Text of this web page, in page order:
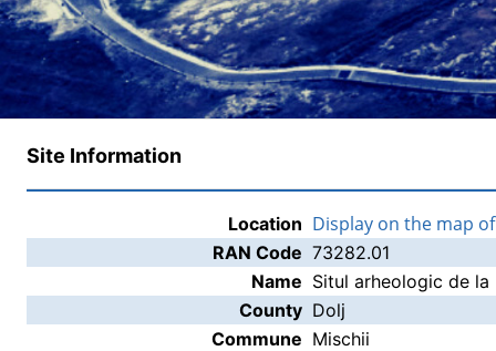
Site Information
Location Display on the map
RAN Code 73282.01
Name Situl arheologic de
County Dolj
Commune Mischii